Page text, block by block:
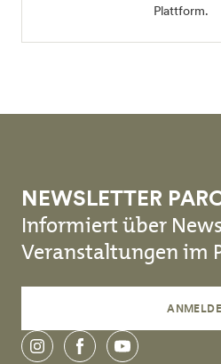
Plattform.
NEWSLETTER
Informiert über
Veranstaltungen im
instagramfacebookyoutube